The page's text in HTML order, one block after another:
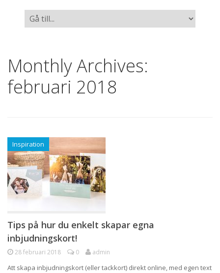
Monthly Archives:
februari 2018
Inspiration
Tips på hur du enkelt skapar egna
inbjudningskort!
28 februari 2018 0 admin
Att skapa inbjudningskort (eller tackkort) direkt online, med egen text